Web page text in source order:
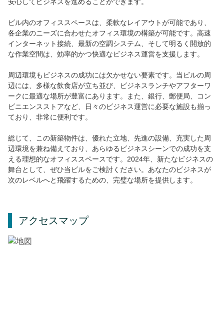
ビル内のオフィススペースは、柔軟なレイアウトが可能であり、
各企業のニーズに合わせたオフィス環境の構築が可能です。高速
インターネット接続、最新の空調システム、そして明るく開放的
な作業空間は、効率的かつ快適なビジネス運営を支援します。
周辺環境もビジネスの成功には欠かせない要素です。当ビルの周
辺には、多様な飲食店が立ち並び、ビジネスランチやアフターワ
ークに最適な場所が豊富にあります。また、銀行、郵便局、コン
ビニエンスストアなど、日々のビジネス運営に必要な施設も揃っ
ており、非常に便利です。
総じて、この新築物件は、優れた立地、先進の設備、充実した周
辺環境を兼ね備えており、あらゆるビジネスシーンでの成功を支
える理想的なオフィススペースです。2024年、新たなビジネスの
舞台として、ぜひ当ビルをご検討ください。あなたのビジネスが
次のレベルへと飛躍するための、完璧な場所を提供します。
アクセスマップ